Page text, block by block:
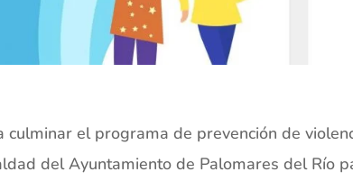
culminar el programa de prevención de
del Ayuntamiento de Palomares del Río